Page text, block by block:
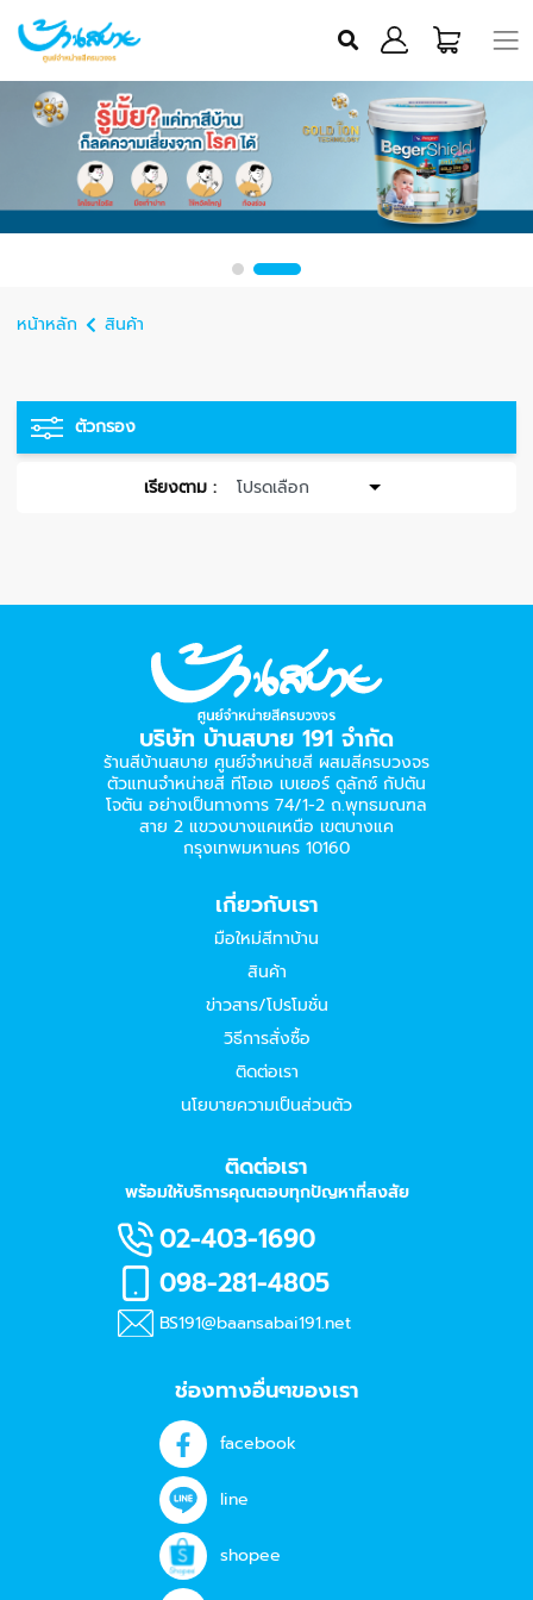
หน้าหลัก สินค้า
ตัวกรอง
เรียงตาม :
บริษัท บ้านสบาย 191 จำกัด
ร้านสีบ้านสบาย ศูนย์จำหน่ายสี ผสมสีครบวงจร
ตัวแทนจำหน่ายสี ทีโอเอ เบเยอร์​ ดูลักซ์ กัปตัน
โจตัน อย่างเป็นทางการ 74/1-2 ถ.พุทธมณฑล
สาย 2 แขวงบางแคเหนือ เขตบางแค
กรุงเทพมหานคร 10160
เกี่ยวกับเรา
มือใหม่สีทาบ้าน
สินค้า
ข่าวสาร/โปรโมชั่น
วิธีการสั่งซื้อ
ติดต่อเรา
นโยบายความเป็นส่วนตัว
ติดต่อเรา
พร้อมให้บริการคุณตอบทุกปัญหาที่สงสัย
02-403-1690
098-281-4805
BS191@baansabai191.net
ช่องทางอื่นๆของเรา
facebook
line
shopee